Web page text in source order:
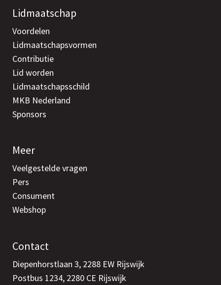
Lidmaatschap
Voordelen
Lidmaatschapsvormen
Contributie
Lid worden
Lidmaatschapsschild
MKB Nederland
Sponsors
Meer
Veelgestelde vragen
Pers
Consument
Webshop
Contact
Diepenhorstlaan 3, 2288 EW Rijswijk
Postbus 1234, 2280 CE Rijswijk